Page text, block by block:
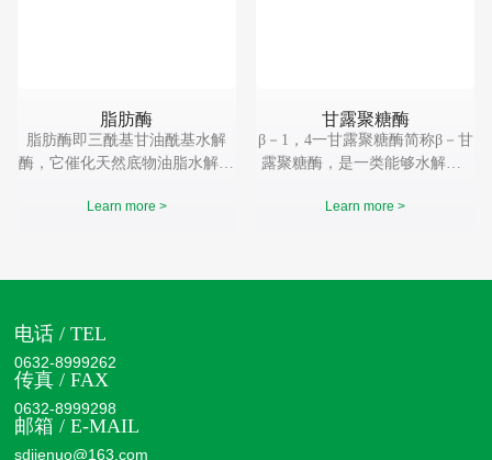
脂肪酶
脂肪酶即三酰基甘油酰基水解
酶，它催化天然底物油脂水解，
二酯。 脂肪酶基本组成单位仅
的蛋白质结构。
Learn more >
甘露聚糖酶
β－1，4一甘露聚糖酶简称β－甘
露聚糖酶，是一类能够水解含β
糖、甘露多糖（包括甘露聚糖、
素酶类。
Learn more >
电话 / TEL
0632-8999262
传真 / FAX
0632-8999298
邮箱 / E-MAIL
sdjienuo@163.com